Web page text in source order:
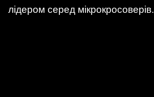
лідером серед мікрокросоверів.